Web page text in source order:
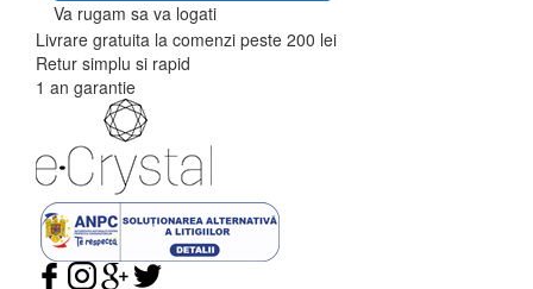
Va rugam sa va logati
Livrare gratuita la comenzi peste 200 lei
Retur simplu si rapid
1 an garantie